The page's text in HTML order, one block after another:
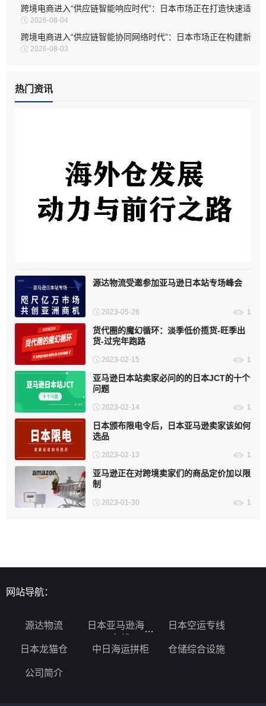
跨境电商进入“供应链智能响应时代”：日本市场正在打造快速适
应型物流体系
2026-08-04
跨境电商进入“供应链智能协同网络时代”：日本市场正在构建新
型物流生态
2026-08-03
热门资讯
源达物流受邀参加亚马逊日本站专场峰会
2023-05-26 1
货代圈的魔幻循环：淡季低价揽货-旺季出
货-过完年跑路
2023-02-15 1
亚马逊日本站卖家必问的的日本JCT的十个
问题
2023-02-14 1
日本颁布限电令后，日本亚马逊卖家该如何
选品
2023-02-13 1
亚马逊正在对跨境卖家们的商品定价加以限
制
2023-01-30 1
网站导航：
源达物流
日本亚马逊海运
日本空运专线
日本龙猫仓 中日海运拼柜 仓储综合设施
公司简介